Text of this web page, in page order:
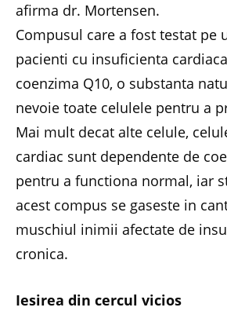
afirma dr. Mortensen.
Compusul care a fost testat pe
pacienti cu insuficienta
coenzima Q10, o substanta
nevoie toate celulele pentru a
Mai mult decat alte celule,
cardiac sunt dependente de
pentru a functiona normal, iar
acest compus se gaseste in
muschiul inimii afectate de
cronica.
Iesirea din cercul vicios